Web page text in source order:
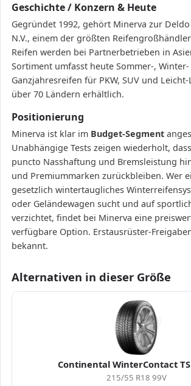
Geschichte / Konzern & Heute
Gegründet 1992, gehört Minerva zur
N.V., einem der größten
Reifen werden bei Partnerbetrieben in
Sortiment umfasst heute Sommer-,
Ganzjahresreifen für PKW, SUV und
über 70 Ländern erhältlich.
Positionierung
Minerva ist klar im Budget-Segment
Unabhängige Tests zeigen wiederholt,
puncto Nasshaftung und Bremsleistung
und Premiummarken zurückbleiben. Wer
gesetzlich wintertaugliches
oder Geländewagen sucht und auf
verzichtet, findet bei Minerva eine
verfügbare Option. Erstausrüster-
bekannt.
Alternativen in dieser Größe
Continental WinterContact TS
215/55 R18 99V